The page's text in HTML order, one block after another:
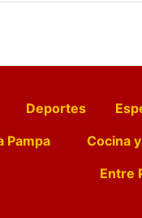
Deportes
Pampa Cocina
Entre